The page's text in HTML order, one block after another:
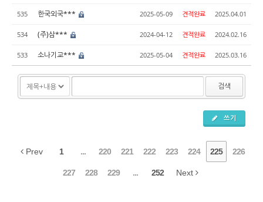
535 한국외국*** 2025-05-09 견적완료 2025.04.01
534 (주)삼*** 2024-04-12 견적완료 2024.02.16
533 소나기교*** 2025-05-04 견적완료 2025.03.16
검색
쓰기
Prev 1 ... 220 221 222 223 224 225 226
227 228 229 ... 252 Next